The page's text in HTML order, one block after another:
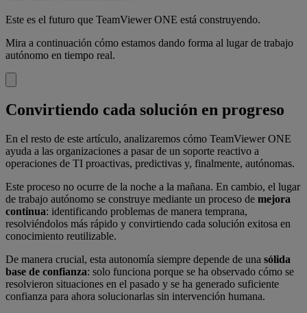
Este es el futuro que TeamViewer ONE está construyendo.
Mira a continuación cómo estamos dando forma al lugar de trabajo
autónomo en tiempo real.
Convirtiendo cada solución en progreso
En el resto de este artículo, analizaremos cómo TeamViewer ONE
ayuda a las organizaciones a pasar de un soporte reactivo a
operaciones de TI proactivas, predictivas y, finalmente, autónomas.
Este proceso no ocurre de la noche a la mañana. En cambio, el lugar
de trabajo autónomo se construye mediante un proceso de mejora
continua: identificando problemas de manera temprana,
resolviéndolos más rápido y convirtiendo cada solución exitosa en
conocimiento reutilizable.
De manera crucial, esta autonomía siempre depende de una sólida
base de confianza: solo funciona porque se ha observado cómo se
resolvieron situaciones en el pasado y se ha generado suficiente
confianza para ahora solucionarlas sin intervención humana.